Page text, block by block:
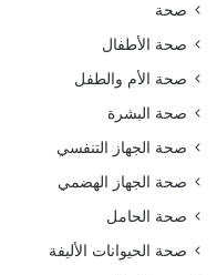
صحة
صحة الأطفال
صحة الأم والطفل
صحة البشرة
صحة الجهاز التنفسي
صحة الجهاز الهضمي
صحة الحامل
صحة الحيوانات الأليفة